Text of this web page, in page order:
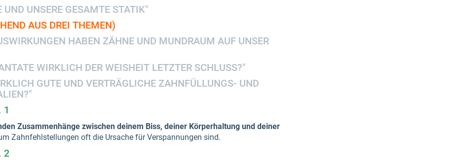
UND UNSERE GESAMTE STATIK"
AUS DREI THEMEN)
HABEN ZÄHNE UND MUNDRAUM AUF UNSER
WIRKLICH DER WEISHEIT LETZTER SCHLUSS?"
GUTE UND VERTRÄGLICHE ZAHNFÜLLUNGS- UND
1
Zusammenhänge zwischen deinem Biss, deiner Körperhaltung und deiner
Zahnfehlstellungen oft die Ursache für Verspannungen sind.
2